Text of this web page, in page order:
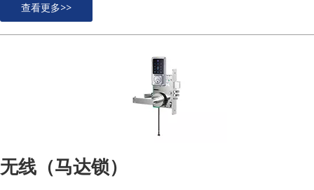
查看更多>>
无线（马达锁）